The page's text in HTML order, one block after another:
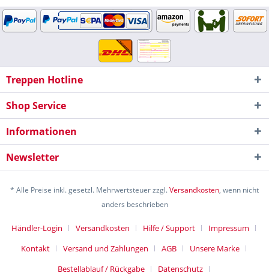
Treppen Hotline
Shop Service
Informationen
Newsletter
* Alle Preise inkl. gesetzl. Mehrwertsteuer zzgl.Versandkosten, wenn nicht
anders beschrieben
Händler-Login Versandkosten Hilfe / Support
Impressum
Kontakt
Versand und Zahlungen AGB
Unsere Marke
Bestellablauf / Rückgabe
Datenschutz